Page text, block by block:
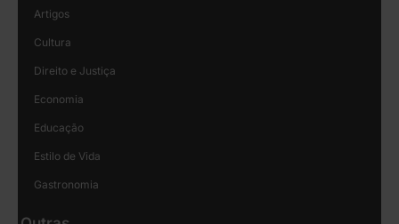
Artigos
Cultura
Direito e Justiça
Economia
Educação
Estilo de Vida
Gastronomia